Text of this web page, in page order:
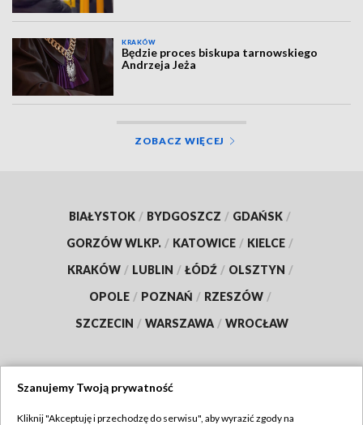
KRAKÓW
Będzie proces biskupa tarnowskiego
Andrzeja Jeża
ZOBACZ WIĘCEJ
BIAŁYSTOK / BYDGOSZCZ / GDAŃSK /
GORZÓW WLKP. / KATOWICE / KIELCE /
KRAKÓW / LUBLIN / ŁÓDŹ / OLSZTYN /
OPOLE / POZNAŃ / RZESZÓW /
SZCZECIN / WARSZAWA / WROCŁAW
Szanujemy Twoją prywatność
Kliknij "Akceptuję i przechodzę do serwisu", aby wyrazić zgody na